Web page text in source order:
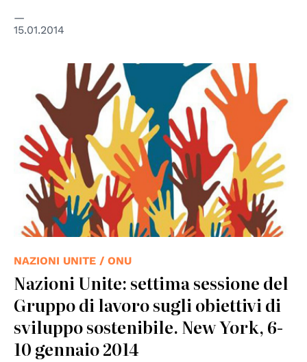
15.01.2014
NAZIONI UNITE / ONU
Nazioni Unite: settima sessione del
Gruppo di lavoro sugli obiettivi di
sviluppo sostenibile. New York, 6-
10 gennaio 2014